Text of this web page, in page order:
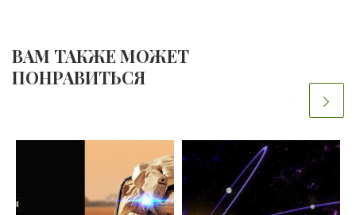
ВАМ ТАКЖЕ МОЖЕТ
ПОНРАВИТЬСЯ